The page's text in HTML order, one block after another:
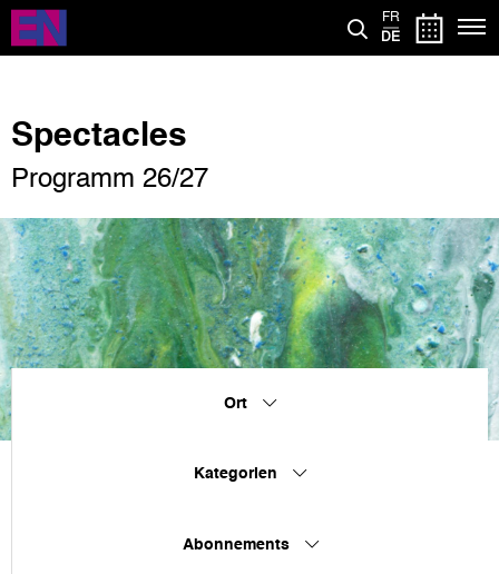
Direkt
zum
Inhalt
FR
DE
Spectacles
Programm 26/27
Ort
Kategorien
Abonnements